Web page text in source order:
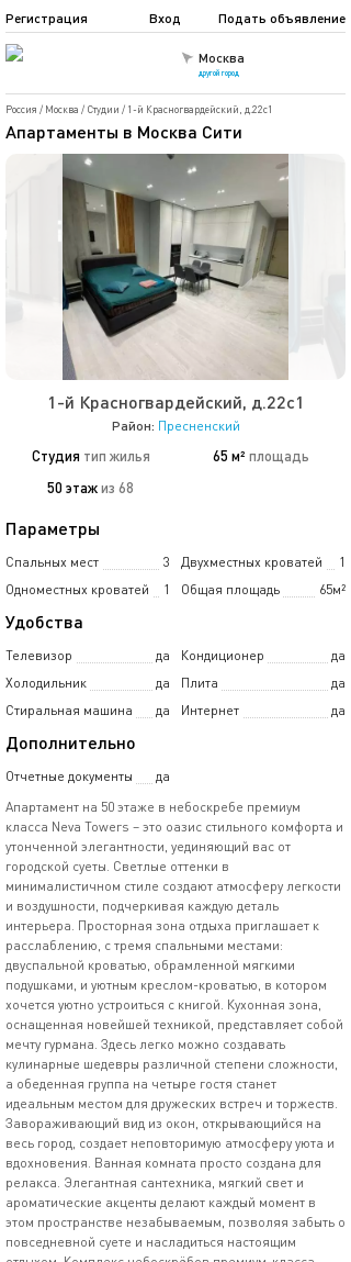
Москва
другой город
Подать объявление
Регистрация Вход
Россия / Москва / Студии / 1-й Красногвардейский, д.22с1
Апартаменты в Москва Сити
1-й Красногвардейский, д.22с1
Район: Пресненский
Студия тип жилья 65 м² площадь
50 этажиз 68
Параметры
Спальных мест 3 Двухместных кроватей
1
Одноместных кроватей
1 Общая площадь 65м²
Удобства
Телевизор да Кондиционер
да
Холодильник
да Плита
да
Стиральная машина
да Интернет да
Дополнительно
Отчетные документы
да
Апартамент на 50 этаже в небоскребе премиум
класса Neva Towers – это оазис стильного комфорта и
утонченной элегантности, уединяющий вас от
городской суеты. Светлые оттенки в
минималистичном стиле создают атмосферу легкости
и воздушности, подчеркивая каждую деталь
интерьера. Просторная зона отдыха приглашает к
расслаблению, с тремя спальными местами:
двуспальной кроватью, обрамленной мягкими
подушками, и уютным креслом-кроватью, в котором
хочется уютно устроиться с книгой. Кухонная зона,
оснащенная новейшей техникой, представляет собой
мечту гурмана. Здесь легко можно создавать
кулинарные шедевры различной степени сложности,
а обеденная группа на четыре гостя станет
идеальным местом для дружеских встреч и торжеств.
Завораживающий вид из окон, открывающийся на
весь город, создает неповторимую атмосферу уюта и
вдохновения. Ванная комната просто создана для
релакса. Элегантная сантехника, мягкий свет и
ароматические акценты делают каждый момент в
этом пространстве незабываемым, позволяя забыть о
повседневной суете и насладиться настоящим